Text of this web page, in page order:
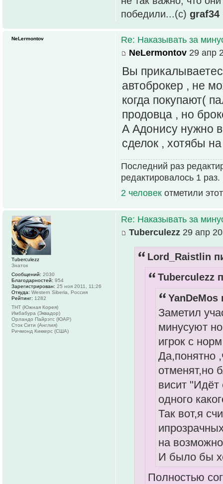
победили...(с) graf34
Re: Наказывать за
NeLermontov 29 апр
Вы
автоброкер , не
когда покупают(
продовца , но
А Адонису нужно
сделок , хотябы
Последний раз
редактировалось 1 раз.
2 человек отметили
NeLermontov
Re: Наказывать за
Tuberculezz 29 апр
Lord_Raistlin
Tuberculezz
YanDeMos
Заметил
минусуют
игрок с
Да,понятно
отменят,но
висит
одного
Так вот,я
на
И было бы
Полностью
Tuberculezz
Знаток
Сообщений: 2030
Благодарностей: 954
Зарегистрирован: 25 ноя 2011, 11:26
Откуда: Western Siberia, Россия
Рейтинг: 1282
ТНТ (Южная Корея)
Имбабура (Эквадор)
Орландо Пайрэтс (ЮАР)
Сток Сити (Англия)
Ричмонд Киккерс (США)